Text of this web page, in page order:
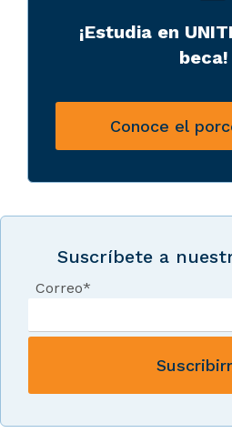
¡Estudia en
beca!
Conoce el
Suscríbete a
Correo*